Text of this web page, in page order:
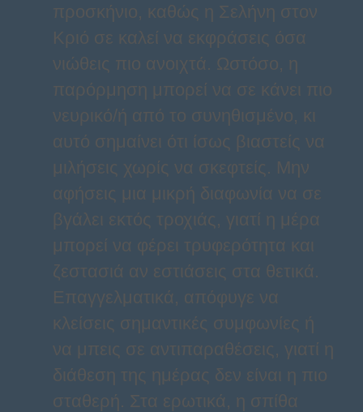
προσκήνιο, καθώς η Σελήνη στον
Κριό σε καλεί να εκφράσεις όσα
νιώθεις πιο ανοιχτά. Ωστόσο, η
παρόρμηση μπορεί να σε κάνει πιο
νευρικό/ή από το συνηθισμένο, κι
αυτό σημαίνει ότι ίσως βιαστείς να
μιλήσεις χωρίς να σκεφτείς. Μην
αφήσεις μια μικρή διαφωνία να σε
βγάλει εκτός τροχιάς, γιατί η μέρα
μπορεί να φέρει τρυφερότητα και
ζεστασιά αν εστιάσεις στα θετικά.
Επαγγελματικά, απόφυγε να
κλείσεις σημαντικές συμφωνίες ή
να μπεις σε αντιπαραθέσεις, γιατί η
διάθεση της ημέρας δεν είναι η πιο
σταθερή. Στα ερωτικά, η σπίθα